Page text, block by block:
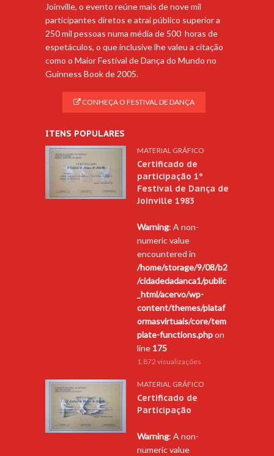
Joinville, o evento reúne mais de nove mil
participantes diretos e atrai público superior a
250 mil pessoas numa média de 500 horas de
espetáculos, o que inclusive lhe valeu a citação
como o Maior Festival de Dança do Mundo no
Guinness Book de 2005.
CONHEÇA O FESTIVAL DE DANÇA
ITENS POPULARES
MATERIAL GRÁFICO
Certificado de
participação 1º
Festival de Dança de
Joinville 1983
Warning: A non-
numeric value
encountered in
/home/storage/9/08/b2
/cidadedadanca1/public
_html/acervo/wp-
content/themes/plataf
ormasvirtuais/core/tem
plate-functions.phpon
line 175
1.872 visualizações
MATERIAL GRÁFICO
Certificado de
Participação
Warning: A non-
numeric value